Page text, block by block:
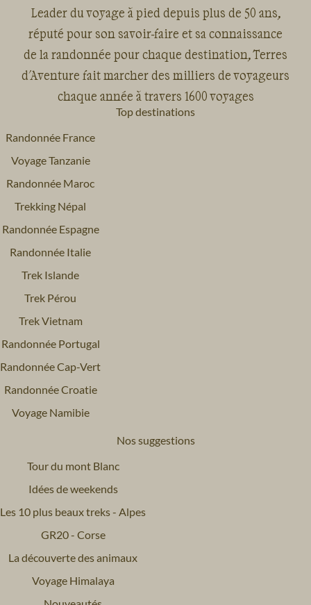
Leader du voyage à pied depuis plus de 50 ans,
réputé pour son savoir-faire et sa connaissance
de la randonnée pour chaque destination, Terres
d'Aventure fait marcher des milliers de voyageurs
chaque année à travers 1600 voyages
Top destinations
Randonnée France
Voyage Tanzanie
Randonnée Maroc
Trekking Népal
Randonnée Espagne
Randonnée Italie
Trek Islande
Trek Pérou
Trek Vietnam
Randonnée Portugal
Randonnée Cap-Vert
Randonnée Croatie
Voyage Namibie
Nos suggestions
Tour du mont Blanc
Idées de weekends
Les 10 plus beaux treks - Alpes
GR20 - Corse
La découverte des animaux
Voyage Himalaya